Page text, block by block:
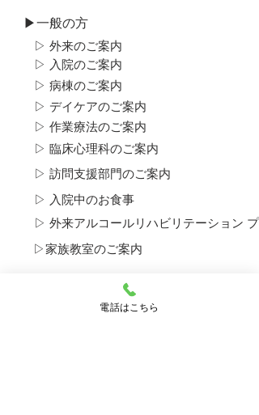
▶一般の方
▷ 外来のご案内
▷ 入院のご案内
▷ 病棟のご案内
▷ デイケアのご案内
▷ 作業療法のご案内
▷ 臨床心理科のご案内
▷ 訪問支援部門のご案内
▷ 入院中のお食事
▷ 外来アルコール​リハビリテーション プ
▷​家族教室のご案内
▷​思春期ユニットについて
▶ 思春期・青年期のデイケアについて
電話はこちら